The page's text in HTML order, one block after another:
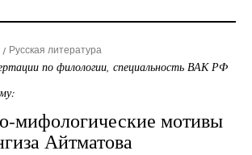
Русская литература
по филологии, специальность ВАК РФ
мифологические мотивы
Айтматова